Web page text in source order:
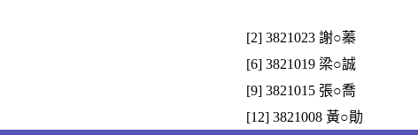
[2] 3821023 謝○蓁
[6] 3821019 梁○誠
[9] 3821015 張○喬
[12] 3821008 黃○勛